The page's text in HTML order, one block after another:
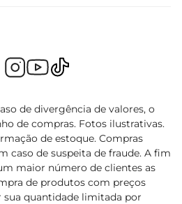
de divergência de valores, o
de compras. Fotos ilustrativas.
de estoque. Compras
caso de suspeita de fraude. A fim
maior número de clientes as
de produtos com preços
quantidade limitada por